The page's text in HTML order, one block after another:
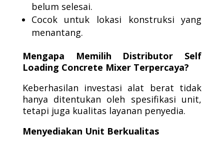
belum selesai.
Cocok untuk lokasi konstruksi yang
menantang.
Mengapa Memilih Distributor Self
Loading Concrete Mixer Terpercaya?
Keberhasilan investasi alat berat tidak
hanya ditentukan oleh spesifikasi unit,
tetapi juga kualitas layanan penyedia.
Menyediakan Unit Berkualitas